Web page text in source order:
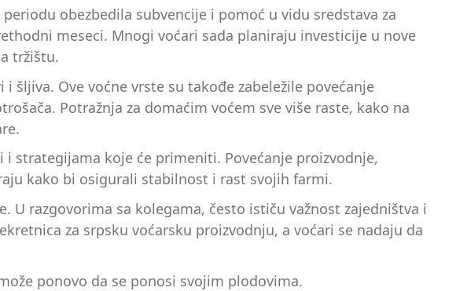
obezbedila subvencije i pomoć u vidu sredstava za
meseci. Mnogi voćari sada planiraju investicije u nove
tržištu.
Ove voćne vrste su takođe zabeležile povećanje
Potražnja za domaćim voćem sve više raste, kako na
strategijama koje će primeniti. Povećanje proizvodnje,
kako bi osigurali stabilnost i rast svojih farmi.
U razgovorima sa kolegama, često ističu važnost zajedništva i
za srpsku voćarsku proizvodnju, a voćari se nadaju da
ponovo da se ponosi svojim plodovima.